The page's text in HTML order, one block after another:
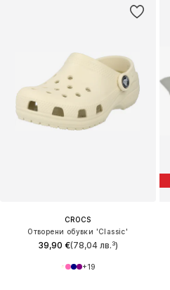
CROCS
Отворени обувки 'Classic'
39,90 €(78,04 лв.³)
+19